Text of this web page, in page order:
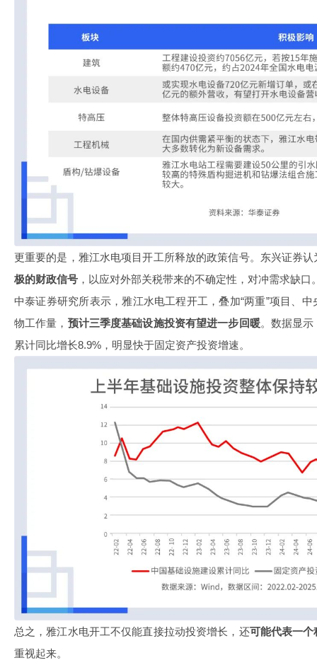
更重要的是，雅江水电项目开工所释放的政策信号。东兴证券认
极的财政信号 ，以应对外部关税带来的不确定性，对冲需求缺口
中泰证券研究所表示，雅江水电工程开工，叠加“两重”项目、
物工作量， 预计三季度基础设施投资有望进一步回暖。数据显示
累计同比增长8.9%，明显快于固定资产投资增速。
总之，雅江水电开工不仅能直接拉动投资增长，还可能代表一
重视起来。